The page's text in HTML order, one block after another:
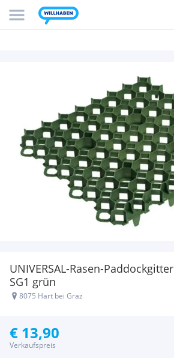
UNIVERSAL-Rasen-Paddockgitter
SG1 grün
8075 Hart bei Graz
€ 13,90
Verkaufspreis